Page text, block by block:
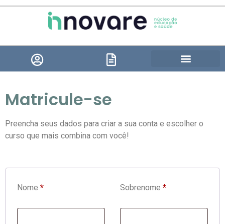
Matricule-se
Preencha seus dados para criar a sua conta e escolher o
curso que mais combina com você!
Nome * Sobrenome *